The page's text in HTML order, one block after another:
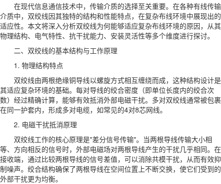
在现代信息通信技术中，传输介质的选择至关重要。在各种有线传输
介质中，双绞线因其独特的结构和性能特点，在复杂布线环境中展现出的
适应性。本文将深入分析双绞线为何能够适应复杂布线环境的原因，从其
物理结构、电气特性、抗干扰能力、安装灵活性等多个维度进行探讨。
二、双绞线的基本结构与工作原理
1. 物理结构特点
双绞线由两根绝缘铜导线以螺旋方式相互缠绕而成，这种结构设计是
其适应复杂环境的基础。每对导线的绞合密度（即单位长度内的绞合次
数）经过精确计算，能够有效抵消外部电磁干扰。多对双绞线通常被包裹
在同一护套内，形成多对电缆，如常见的4对8芯网线。
2. 电磁干扰抵消原理
双绞线工作的核心原理是"差分信号传输"。当两根导线传输大小相
等、方向相反的信号时，外部电磁场对两根导线产生的干扰几乎相同。在
接收端，通过比较两根导线的信号差值，可以消除共模干扰，从而有效抑
制噪声。绞合结构确保了两根导线在空间位置上不断交换，使它们受到的
外部干扰更为均衡。